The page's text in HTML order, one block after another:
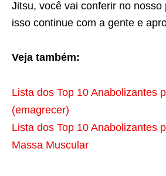
Jitsu, você vai conferir no nosso
isso continue com a gente e
Veja também:
Lista dos Top 10 Anabolizantes
(emagrecer)
Lista dos Top 10 Anabolizantes
Massa Muscular